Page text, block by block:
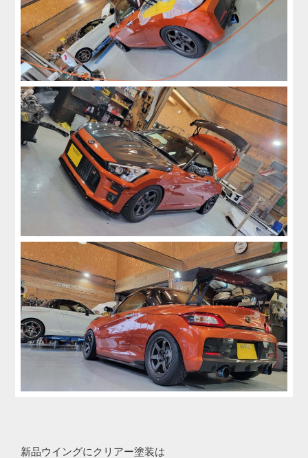
新品ウイングにクリアー塗装は